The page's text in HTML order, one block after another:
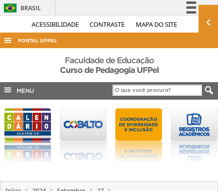
ACESSIBILIDADE CONTRASTE MAPA DO SITE
BRASIL
Simplifique!
Acesso à informação
Legislação
Canais
PORTAL UFPEL
ACESSO À INFORMAÇÃO
COBALTO
EDITAIS
INTERNACIONAL
OUVIDORIA
TELEFONES
Faculdade de Educação
Curso de Pedagogia UFPel
MENU